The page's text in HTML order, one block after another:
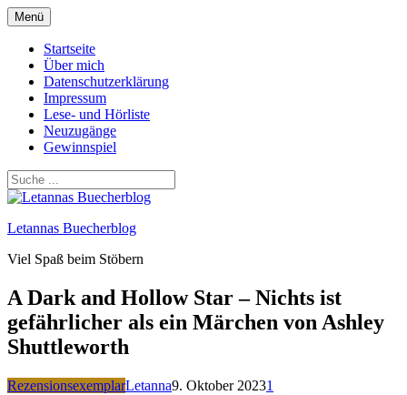
Zum
Inhalt
springen
Menü
Startseite
Über mich
Datenschutzerklärung
Impressum
Lese- und Hörliste
Neuzugänge
Gewinnspiel
Letannas Buecherblog
Viel Spaß beim Stöbern
A Dark and Hollow Star – Nichts ist
gefährlicher als ein Märchen von Ashley
Shuttleworth
RezensionsexemplarLetanna9. Oktober 20231